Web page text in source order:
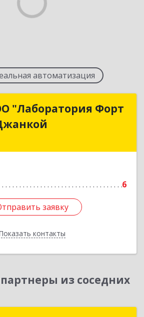
автоматизация
"Лаборатория Форт
6
заявку
контакты
"Лаборатория Форт
Крым" в г.Джанкой
Подробнее
заявку
Назад
из соседних